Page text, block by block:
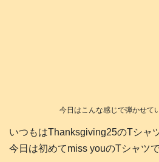
今日はこんな感じで弾かせて
いつもはThanksgiving25のTシャ
今日は初めてmiss youのTシャツ